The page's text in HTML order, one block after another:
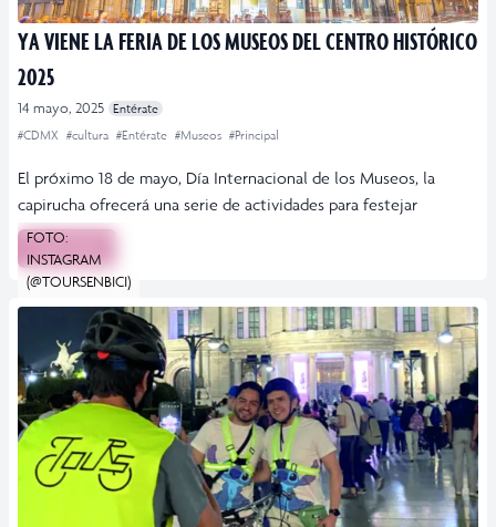
YA VIENE LA FERIA DE LOS MUSEOS DEL CENTRO HISTÓRICO
2025
14 mayo, 2025 Entérate
#CDMX #cultura #Entérate #Museos #Principal
El próximo 18 de mayo, Día Internacional de los Museos, la
capirucha ofrecerá una serie de actividades para festejar
Leer más
FOTO:
INSTAGRAM
(@TOURSENBICI)